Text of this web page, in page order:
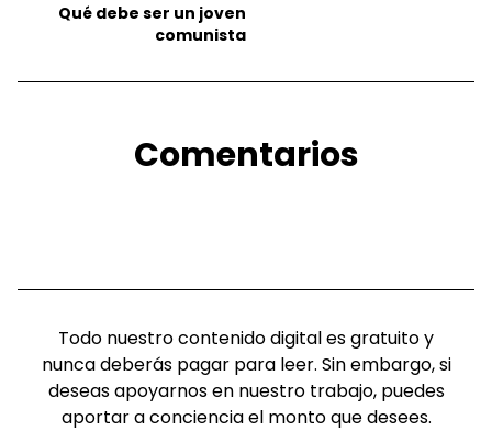
Qué debe ser un joven
comunista
Comentarios
Todo nuestro contenido digital es gratuito y
nunca deberás pagar para leer. Sin embargo, si
deseas apoyarnos en nuestro trabajo, puedes
aportar a conciencia el monto que desees.